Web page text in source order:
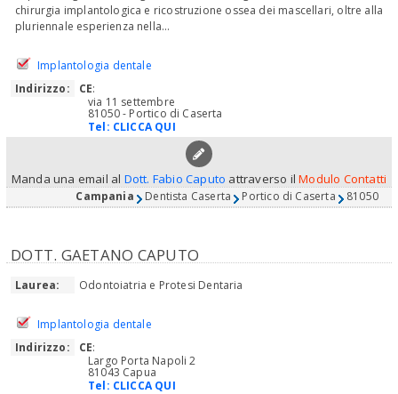
chirurgia implantologica e ricostruzione ossea dei mascellari, oltre alla
pluriennale esperienza nella...
Implantologia dentale
Indirizzo:
CE:
via 11 settembre
81050 - Portico di Caserta
Tel: CLICCA QUI
Manda una email al Dott. Fabio Caputo attraverso ilModulo Contatti
Campania Dentista Caserta Portico di Caserta 81050
DOTT. GAETANO CAPUTO
Laurea: Odontoiatria e Protesi Dentaria
Implantologia dentale
Indirizzo:
CE:
Largo Porta Napoli 2
81043 Capua
Tel: CLICCA QUI